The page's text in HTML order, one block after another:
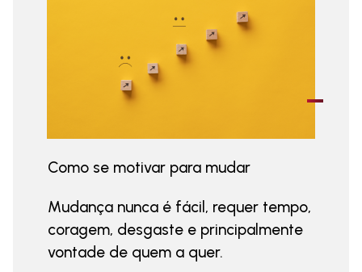
Como se motivar para mudar
Mudança nunca é fácil, requer tempo,
coragem, desgaste e principalmente
vontade de quem a quer.